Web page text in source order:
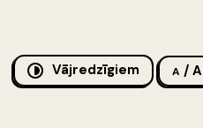
Vājredzīgiem A / A